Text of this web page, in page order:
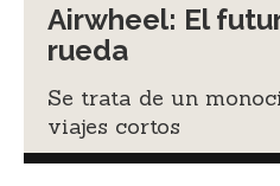
Airwheel: El
rueda
Se trata de un
viajes cortos